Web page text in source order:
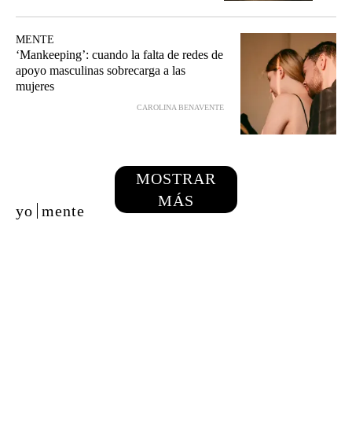
MENTE
‘Mankeeping’: cuando la falta de redes de
apoyo masculinas sobrecarga a las
mujeres
CAROLINA BENAVENTE
MOSTRAR
MÁS
yo mente